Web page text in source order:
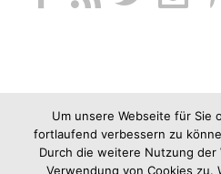
Um unsere Webseite für Sie
fortlaufend verbessern zu
Durch die weitere Nutzung der
Verwendung von Cookies zu.